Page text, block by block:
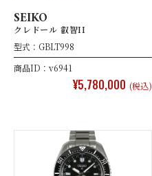
SEIKO
クレドール 叡智II
型式：GBLT998
商品ID：v6941
¥5,780,000 (税込)